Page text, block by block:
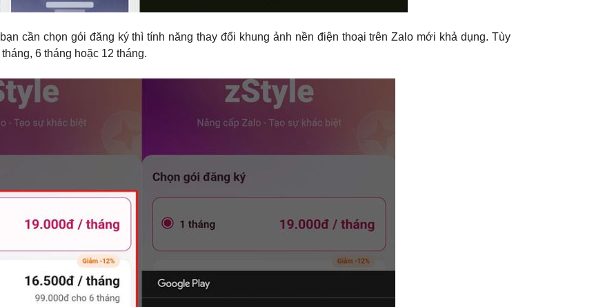
cần chọn gói đăng ký thì tính năng thay đổi khung ảnh nền điện thoại trên Zalo mới khả dụng. Tùy
6 tháng hoặc 12 tháng.